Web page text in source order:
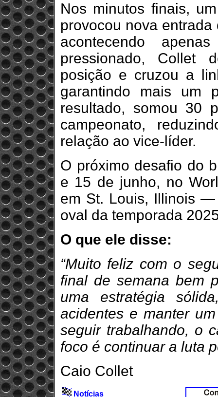
Nos minutos finais,
provocou nova
acontecendo
pressionado, Collet
posição e cruzou a
garantindo mais um
resultado, somou 30
campeonato,
relação ao vice-líder.
O próximo desafio do
e 15 de junho, no
em St. Louis, Illinois
oval da temporada
O que ele disse:
“Muito feliz com o
final de semana bem
uma estratégia
acidentes e manter
seguir trabalhando, o
foco é continuar a luta
Caio Collet
Notícias